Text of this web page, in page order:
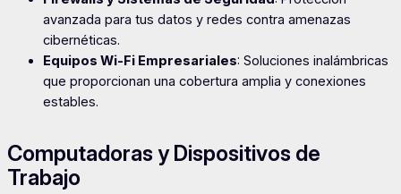
avanzada para tus datos y redes contra amenazas
cibernéticas.
Equipos Wi-Fi Empresariales: Soluciones inalámbricas
que proporcionan una cobertura amplia y conexiones
estables.
Computadoras y Dispositivos de
Trabajo